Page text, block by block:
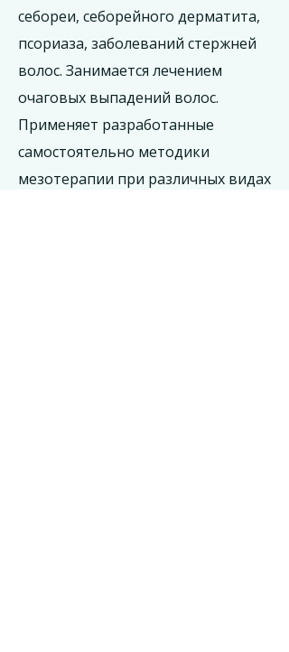
себореи, себорейного дерматита,
псориаза, заболеваний стержней
волос. Занимается лечением
очаговых выпадений волос.
Применяет разработанные
самостоятельно методики
мезотерапии при различных видах